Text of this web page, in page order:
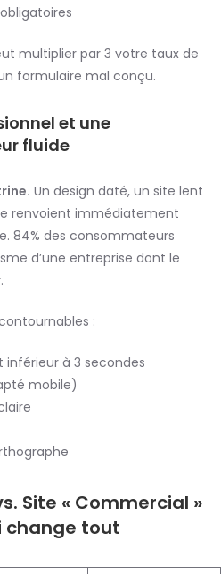
multiplier par 3 votre taux de
formulaire mal conçu.
et une
fluide
Un design daté, un site lent
renvoient immédiatement
84% des consommateurs
d’une entreprise dont le
:
à 3 secondes
mobile)
Site « Commercial »
change tout